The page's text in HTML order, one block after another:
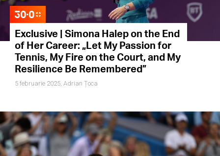
Exclusive | Simona Halep on the End
of Her Career: „Let My Passion for
Tennis, My Fire on the Court, and My
Resilience Be Remembered”
5 februarie 2025, Adrian Țoca